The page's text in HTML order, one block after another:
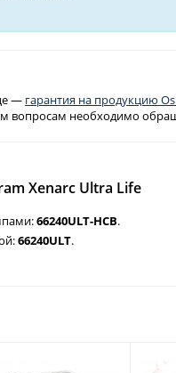
— гарантия на продукцию
необходимо
Xenarc Ultra Life
66240ULT-HCB.
66240ULT.